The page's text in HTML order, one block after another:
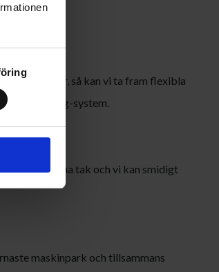
tyska Bihler, så kan vi ta fram flexibla
Lean tooling-system.
under samma tak och vi kan smidigt
maskinpark och tillsammans